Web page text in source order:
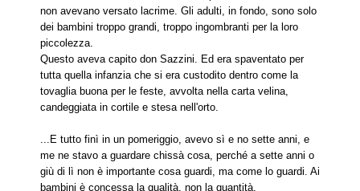
non avevano versato lacrime. Gli adulti, in fondo, sono solo
dei bambini troppo grandi, troppo ingombranti per la loro
piccolezza.
Questo aveva capito don Sazzini. Ed era spaventato per
tutta quella infanzia che si era custodito dentro come la
tovaglia buona per le feste, avvolta nella carta velina,
candeggiata in cortile e stesa nell'orto.
...E tutto finì in un pomeriggio, avevo sì e no sette anni, e
me ne stavo a guardare chissà cosa, perché a sette anni o
giù di lì non è importante cosa guardi, ma come lo guardi. Ai
bambini è concessa la qualità, non la quantità.